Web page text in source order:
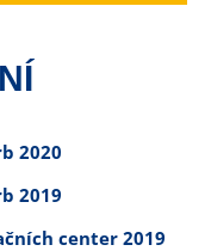
2020
2019
center 2019